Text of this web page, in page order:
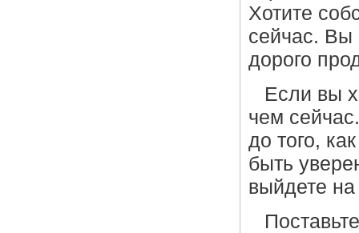
Хотите
сейчас. Вы
дорого
Если вы
чем
до того,
быть
выйдете